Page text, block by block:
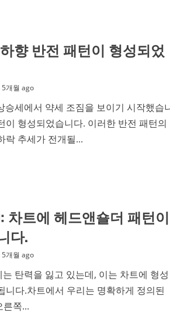
하향 반전 패턴이 형성되었
개월 ago
승세에서 약세 조짐을 보이기 시작했습
이 형성되었습니다. 이러한 반전 패턴의
락 추세가 전개될...
차트에 헤드앤숄더 패턴이
다.
개월 ago
는 탄력을 잃고 있는데, 이는 차트에 형성
니다.차트에서 우리는 명확하게 정의된
른쪽...